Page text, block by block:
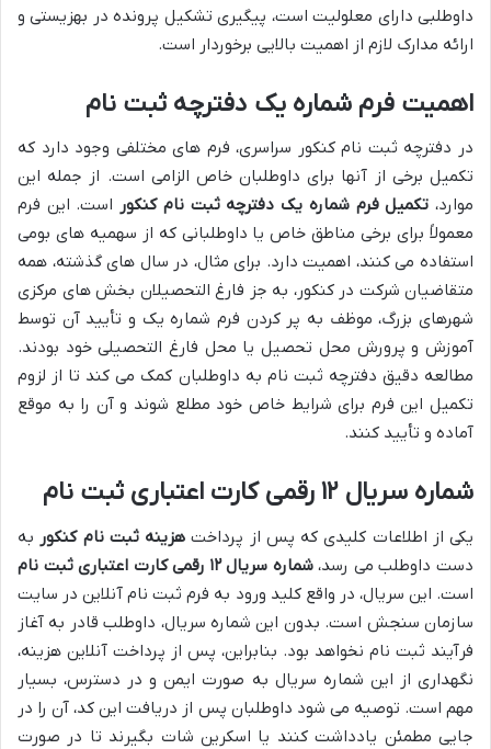
داوطلبی دارای معلولیت است، پیگیری تشکیل پرونده در بهزیستی و
ارائه مدارک لازم از اهمیت بالایی برخوردار است.
اهمیت فرم شماره یک دفترچه ثبت نام
در دفترچه ثبت نام کنکور سراسری، فرم های مختلفی وجود دارد که
تکمیل برخی از آنها برای داوطلبان خاص الزامی است. از جمله این
موارد، تکمیل فرم شماره یک دفترچه ثبت نام کنکور است. این فرم
معمولاً برای برخی مناطق خاص یا داوطلبانی که از سهمیه های بومی
استفاده می کنند، اهمیت دارد. برای مثال، در سال های گذشته، همه
متقاضیان شرکت در کنکور، به جز فارغ التحصیلان بخش های مرکزی
شهرهای بزرگ، موظف به پر کردن فرم شماره یک و تأیید آن توسط
آموزش و پرورش محل تحصیل یا محل فارغ التحصیلی خود بودند.
مطالعه دقیق دفترچه ثبت نام به داوطلبان کمک می کند تا از لزوم
تکمیل این فرم برای شرایط خاص خود مطلع شوند و آن را به موقع
آماده و تأیید کنند.
شماره سریال ۱۲ رقمی کارت اعتباری ثبت نام
یکی از اطلاعات کلیدی که پس از پرداخت هزینه ثبت نام کنکور به
دست داوطلب می رسد،شماره سریال ۱۲ رقمی کارت اعتباری ثبت نام
است. این سریال، در واقع کلید ورود به فرم ثبت نام آنلاین در سایت
سازمان سنجش است. بدون این شماره سریال، داوطلب قادر به آغاز
فرآیند ثبت نام نخواهد بود. بنابراین، پس از پرداخت آنلاین هزینه،
نگهداری از این شماره سریال به صورت ایمن و در دسترس، بسیار
مهم است. توصیه می شود داوطلبان پس از دریافت این کد، آن را در
جایی مطمئن یادداشت کنند یا اسکرین شات بگیرند تا در صورت